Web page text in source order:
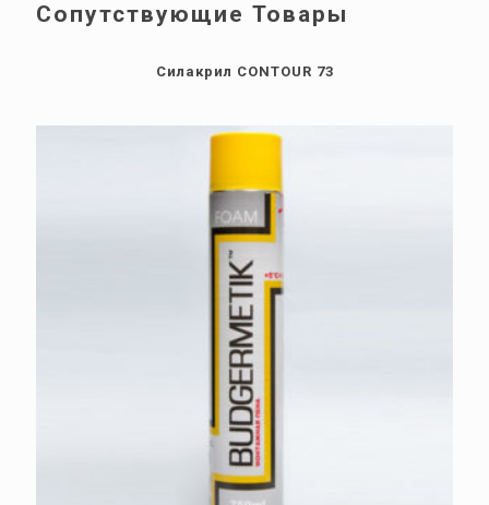
Сопутствующие Товары
Силакрил CONTOUR 73